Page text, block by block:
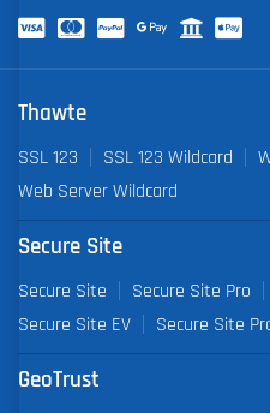
Thawte
SSL 123 SSL 123 Wildcard
Web Server Wildcard
Secure Site
Secure Site Secure Site Pro
Secure Site EV
Secure Site
GeoTrust